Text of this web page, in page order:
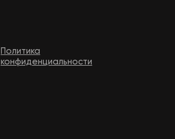
Политика
конфиденциальности